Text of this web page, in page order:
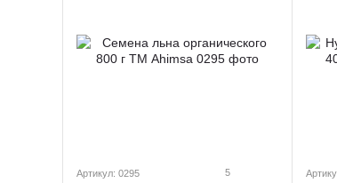
Артикул: 0295 5